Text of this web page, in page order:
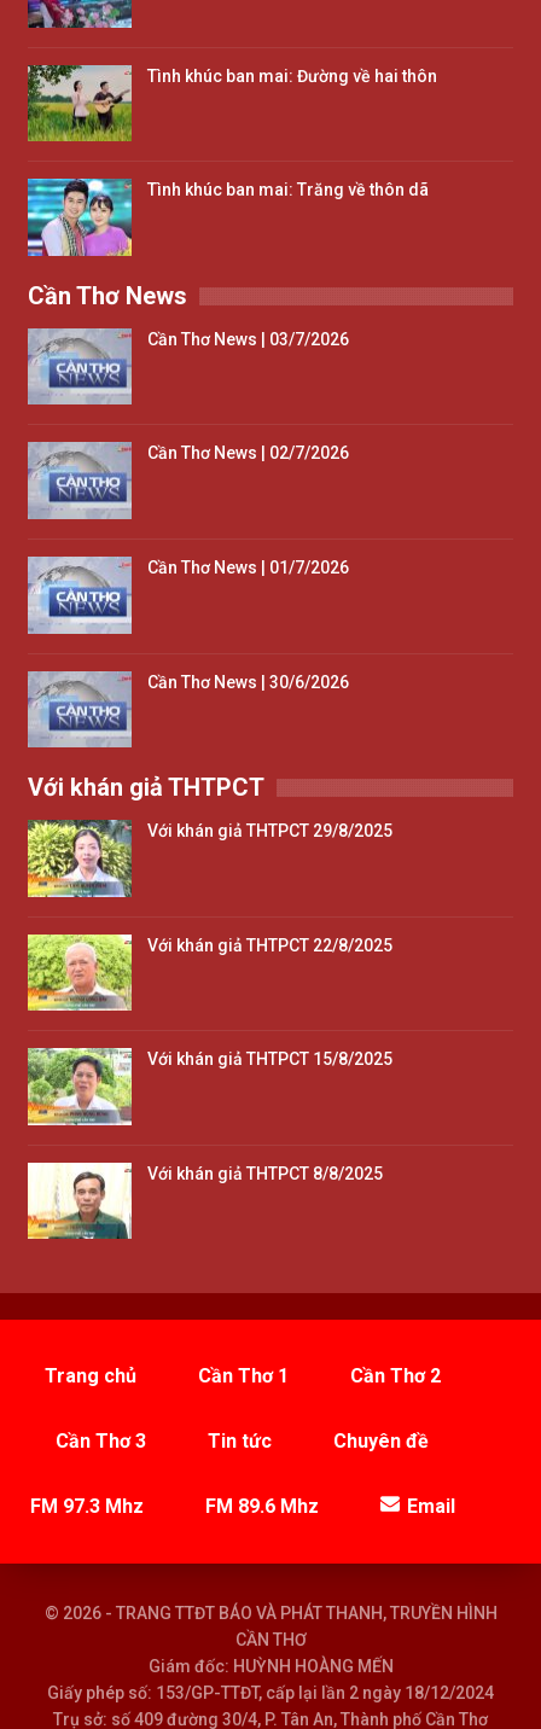
Tình khúc ban mai: Đường về hai thôn
Tình khúc ban mai: Trăng về thôn dã
Cần Thơ News
Cần Thơ News | 03/7/2026
Cần Thơ News | 02/7/2026
Cần Thơ News | 01/7/2026
Cần Thơ News | 30/6/2026
Với khán giả THTPCT
Với khán giả THTPCT 29/8/2025
Với khán giả THTPCT 22/8/2025
Với khán giả THTPCT 15/8/2025
Với khán giả THTPCT 8/8/2025
Trang chủ Cần Thơ 1 Cần Thơ 2
Cần Thơ 3 Tin tức Chuyên đề
FM 97.3 Mhz FM 89.6 Mhz Email
© 2026 - TRANG TTĐT BÁO VÀ PHÁT THANH, TRUYỀN HÌNH
CẦN THƠ
Giám đốc: HUỲNH HOÀNG MẾN
Giấy phép số: 153/GP-TTĐT, cấp lại lần 2 ngày 18/12/2024
Trụ sở: số 409 đường 30/4, P. Tân An, Thành phố Cần Thơ